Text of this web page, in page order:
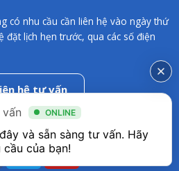
có nhu cầu cần liên hệ vào ngày thứ
đặt lịch hẹn trước, qua các số điện
hệ tư vấn
02838686546
T
w
Y
o
ONLINE
và sẵn sàng tư vấn. Hãy